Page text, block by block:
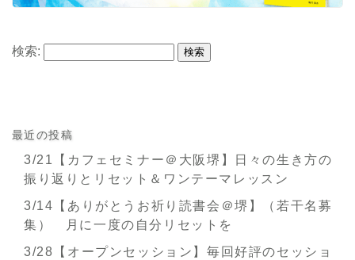
検索:
最近の投稿
3/21【カフェセミナー＠大阪堺】日々の生き方の
振り返りとリセット＆ワンテーマレッスン
3/14【ありがとうお祈り読書会＠堺】（若干名募
集） 月に一度の自分リセットを
3/28【オープンセッション】毎回好評のセッショ